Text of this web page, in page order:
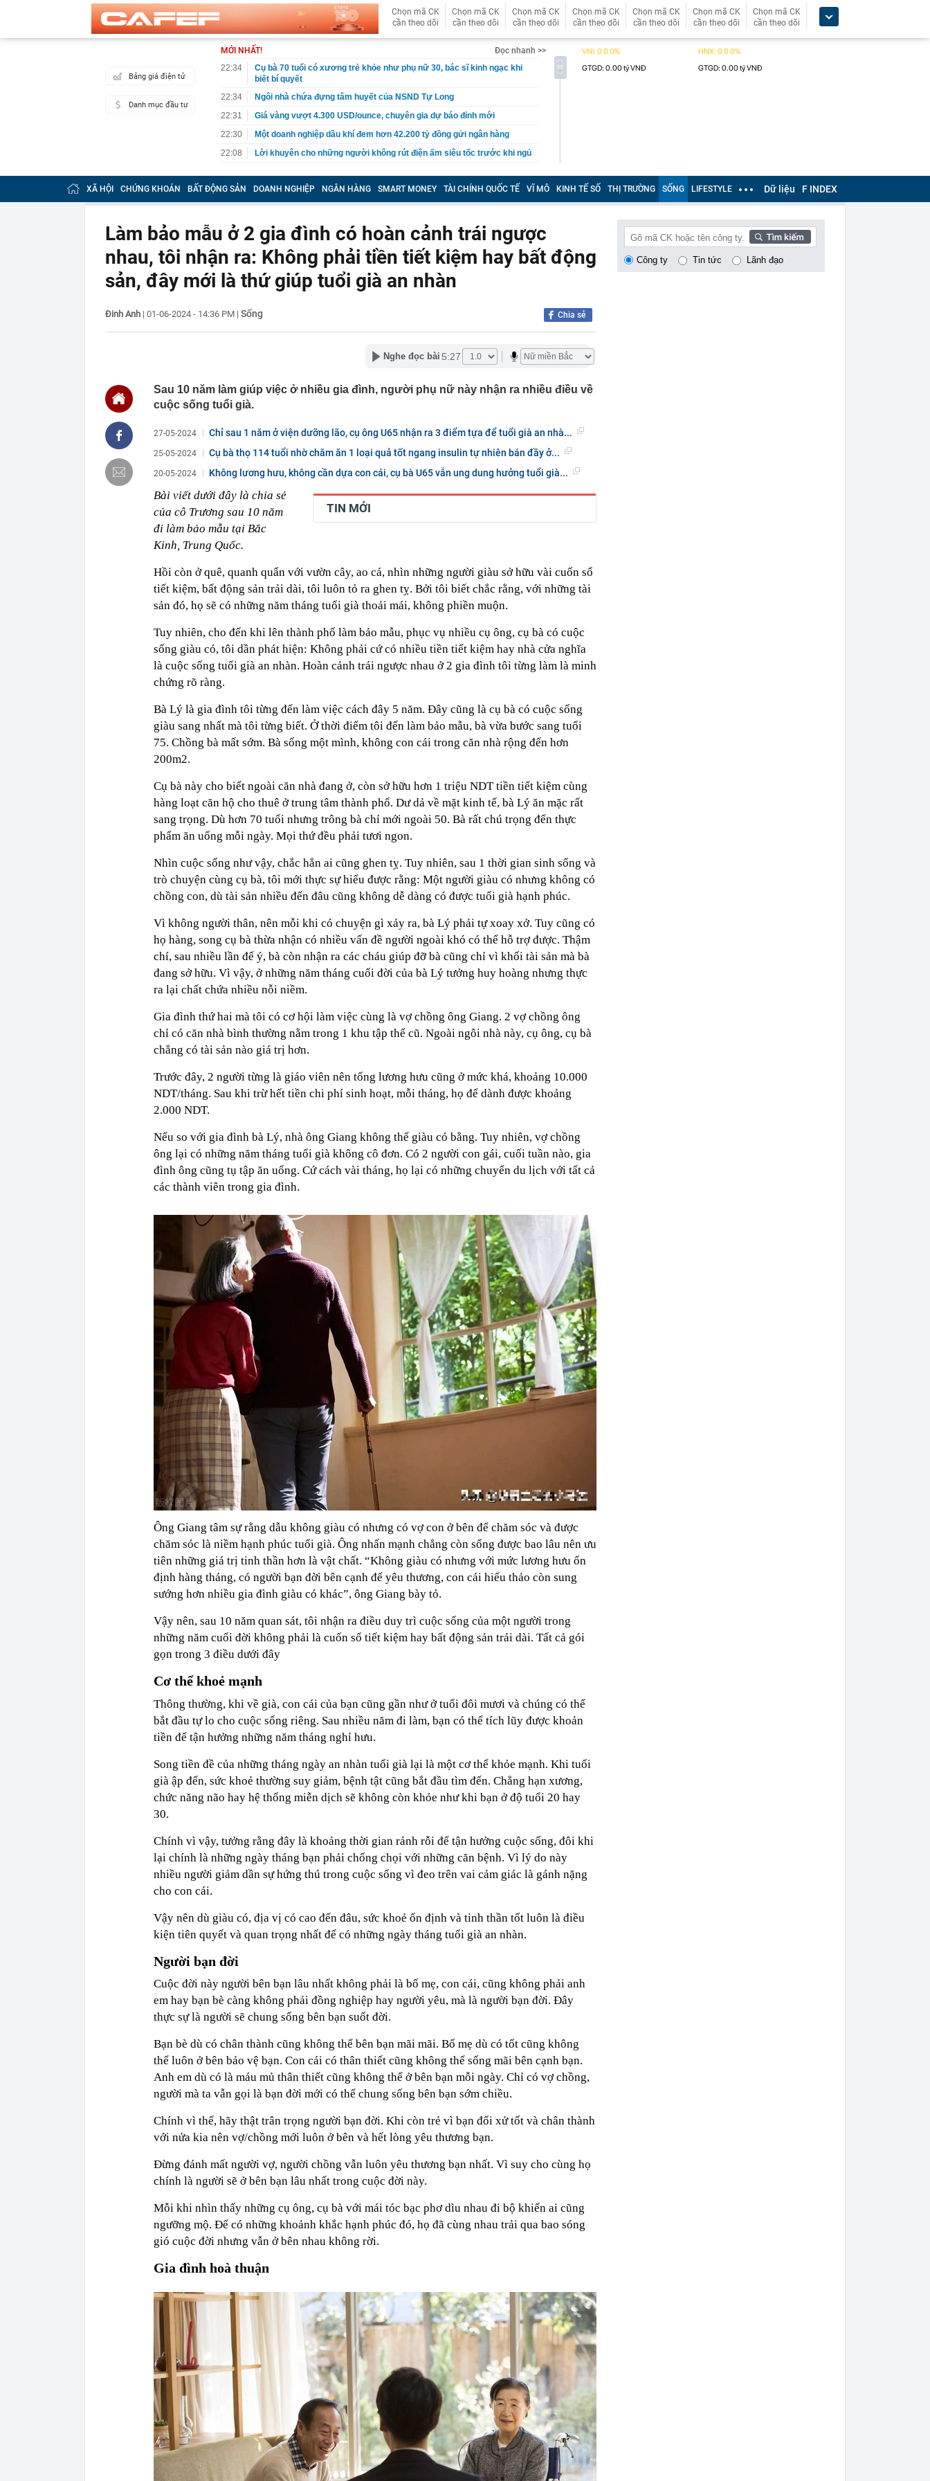
Chọn mã CK
cần theo dõi
Chọn mã CK
cần theo dõi
Chọn mã CK
cần theo dõi
Chọn mã CK
cần theo dõi
Chọn mã CK
cần theo dõi
Chọn mã CK
cần theo dõi
Chọn mã CK
cần theo dõi
Bảng giá điện tử
Danh mục đầu tư
MỚI NHẤT!
Đọc nhanh >>
22:34
Cụ bà 70 tuổi có xương trẻ khỏe như phụ nữ 30, bác sĩ kinh ngạc khi
biết bí quyết
22:34
Ngôi nhà chứa đựng tâm huyết của NSND Tự Long
22:31
Giá vàng vượt 4.300 USD/ounce, chuyên gia dự báo đỉnh mới
22:30
Một doanh nghiệp dầu khí đem hơn 42.200 tỷ đồng gửi ngân hàng
22:08
Lời khuyên cho những người không rút điện ấm siêu tốc trước khi ngủ
có thể bị khoét sâu?
22:00
2 bộ phận của cá tích tụ độc nhiều bậc nhất
21:57
Cận cảnh vị trí dự kiến xây hầm xuyên núi Tam Đảo
21:52
Thu chục nghìn tỷ từ bán vé số, công ty xổ số chi trả thưởng thế nào?
21:45
Bắt khẩn cấp Vũ Thị Thanh SN 2003 và Vi Thị Hòe SN 2004
Một siêu bão cướp đi sinh mạng của 500.000 người: Sức gió tới
trong lịch sử
21:34
"Tiền làm ra rồi cũng để cho con": Lời khuyên khiến nhiều cha mẹ
NSƯT Thành Lộc gửi lời tạm biệt tới khán giả
21:18
Cuộc đua ngầm lãi suất tiết kiệm: Có ngân hàng lớn niêm yết 6%
nhưng thực trả tới 9%/năm
21:18
21:17
Nghệ sĩ Việt cứ đụng tay là ra hit, phim có thể chưa xem nhưng nhạc
chắc chắn thuộc lòng
21:15
Nhật Bản lần đầu giảm thuế tiêu dùng sau gần 40 năm
21:09
Vết nứt trên tường: Khi nào "xem nhẹ", khi nào cần gọi kỹ sư - Thợ lâu
năm tiết lộ điều gia chủ nên để ý
Một doanh nghiệp sắp trả cổ tức 3.000 đồng/cp, duy trì “mưa tiền mặt”
suốt 15 năm qua
XÃ HỘI CHỨNG KHOÁN BẤT ĐỘNG SẢN DOANH NGHIỆP NGÂN HÀNG SMART MONEY TÀI CHÍNH QUỐC TẾ VĨ MÔ KINH TẾ SỐ THỊ TRƯỜNG SỐNG LIFESTYLE Dữ liệu F INDEX
Làm bảo mẫu ở 2 gia đình có hoàn cảnh trái ngược
nhau, tôi nhận ra: Không phải tiền tiết kiệm hay bất động
sản, đây mới là thứ giúp tuổi già an nhàn
Đinh Anh | 01-06-2024 - 14:36 PM | Sống Chia sẻ
Nghe đọc bài 5:27
Sau 10 năm làm giúp việc ở nhiều gia đình, người phụ nữ này nhận ra nhiều điều về
cuộc sống tuổi già.
27-05-2024 Chỉ sau 1 năm ở viện dưỡng lão, cụ ông U65 nhận ra 3 điểm tựa để tuổi già an nhà...
25-05-2024 Cụ bà thọ 114 tuổi nhờ chăm ăn 1 loại quả tốt ngang insulin tự nhiên bán đầy ở...
20-05-2024 Không lương hưu, không cần dựa con cái, cụ bà U65 vẫn ung dung hưởng tuổi già...
TIN MỚI
Bài viết dưới đây là chia sẻ
của cô Trương sau 10 năm
đi làm bảo mẫu tại Bắc
Kinh, Trung Quốc.
Hồi còn ở quê, quanh quẩn với vườn cây, ao cá, nhìn những người giàu sở hữu vài cuốn sổ
tiết kiệm, bất động sản trải dài, tôi luôn tỏ ra ghen tỵ. Bởi tôi biết chắc rằng, với những tài
sản đó, họ sẽ có những năm tháng tuổi già thoải mái, không phiền muộn.
Tuy nhiên, cho đến khi lên thành phố làm bảo mẫu, phục vụ nhiều cụ ông, cụ bà có cuộc
sống giàu có, tôi dần phát hiện: Không phải cứ có nhiều tiền tiết kiệm hay nhà cửa nghĩa
là cuộc sống tuổi già an nhàn. Hoàn cảnh trái ngược nhau ở 2 gia đình tôi từng làm là minh
chứng rõ ràng.
Bà Lý là gia đình tôi từng đến làm việc cách đây 5 năm. Đây cũng là cụ bà có cuộc sống
giàu sang nhất mà tôi từng biết. Ở thời điểm tôi đến làm bảo mẫu, bà vừa bước sang tuổi
75. Chồng bà mất sớm. Bà sống một mình, không con cái trong căn nhà rộng đến hơn
200m2.
Cụ bà này cho biết ngoài căn nhà đang ở, còn sở hữu hơn 1 triệu NDT tiền tiết kiệm cùng
hàng loạt căn hộ cho thuê ở trung tâm thành phố. Dư dả về mặt kinh tế, bà Lý ăn mặc rất
sang trọng. Dù hơn 70 tuổi nhưng trông bà chỉ mới ngoài 50. Bà rất chú trọng đến thực
phẩm ăn uống mỗi ngày. Mọi thứ đều phải tươi ngon.
Nhìn cuộc sống như vậy, chắc hẳn ai cũng ghen tỵ. Tuy nhiên, sau 1 thời gian sinh sống và
trò chuyện cùng cụ bà, tôi mới thực sự hiểu được rằng: Một người giàu có nhưng không có
chồng con, dù tài sản nhiều đến đâu cũng không dễ dàng có được tuổi già hạnh phúc.
Vì không người thân, nên mỗi khi có chuyện gì xảy ra, bà Lý phải tự xoay xở. Tuy cũng có
họ hàng, song cụ bà thừa nhận có nhiều vấn đề người ngoài khó có thể hỗ trợ được. Thậm
chí, sau nhiều lần để ý, bà còn nhận ra các cháu giúp đỡ bà cũng chỉ vì khối tài sản mà bà
đang sở hữu. Vì vậy, ở những năm tháng cuối đời của bà Lý tưởng huy hoàng nhưng thực
ra lại chất chứa nhiều nỗi niềm.
Gia đình thứ hai mà tôi có cơ hội làm việc cùng là vợ chồng ông Giang. 2 vợ chồng ông
chỉ có căn nhà bình thường nằm trong 1 khu tập thể cũ. Ngoài ngôi nhà này, cụ ông, cụ bà
chẳng có tài sản nào giá trị hơn.
Trước đây, 2 người từng là giáo viên nên tổng lương hưu cũng ở mức khá, khoảng 10.000
NDT/tháng. Sau khi trừ hết tiền chi phí sinh hoạt, mỗi tháng, họ để dành được khoảng
2.000 NDT.
Nếu so với gia đình bà Lý, nhà ông Giang không thể giàu có bằng. Tuy nhiên, vợ chồng
ông lại có những năm tháng tuổi già không cô đơn. Có 2 người con gái, cuối tuần nào, gia
đình ông cũng tụ tập ăn uống. Cứ cách vài tháng, họ lại có những chuyến du lịch với tất cả
các thành viên trong gia đình.
Ông Giang tâm sự rằng dẫu không giàu có nhưng có vợ con ở bên để chăm sóc và được
chăm sóc là niềm hạnh phúc tuổi già. Ông nhấn mạnh chẳng còn sống được bao lâu nên ưu
tiên những giá trị tinh thần hơn là vật chất. “Không giàu có nhưng với mức lương hưu ổn
định hàng tháng, có người bạn đời bên cạnh để yêu thương, con cái hiếu thảo còn sung
sướng hơn nhiều gia đình giàu có khác”, ông Giang bày tỏ.
Vậy nên, sau 10 năm quan sát, tôi nhận ra điều duy trì cuộc sống của một người trong
những năm cuối đời không phải là cuốn sổ tiết kiệm hay bất động sản trải dài. Tất cả gói
gọn trong 3 điều dưới đây
Cơ thể khoẻ mạnh
Thông thường, khi về già, con cái của bạn cũng gần như ở tuổi đôi mươi và chúng có thể
bắt đầu tự lo cho cuộc sống riêng. Sau nhiều năm đi làm, bạn có thể tích lũy được khoản
tiền để tận hưởng những năm tháng nghỉ hưu.
Song tiền đề của những tháng ngày an nhàn tuổi già lại là một cơ thể khỏe mạnh. Khi tuổi
già ập đến, sức khoẻ thường suy giảm, bệnh tật cũng bắt đầu tìm đến. Chẳng hạn xương,
chức năng não hay hệ thống miễn dịch sẽ không còn khỏe như khi bạn ở độ tuổi 20 hay
30.
Chính vì vậy, tưởng rằng đây là khoảng thời gian rảnh rỗi để tận hưởng cuộc sống, đôi khi
lại chính là những ngày tháng bạn phải chống chọi với những căn bệnh. Vì lý do này
nhiều người giảm dần sự hứng thú trong cuộc sống vì đeo trên vai cảm giác là gánh nặng
cho con cái.
Vậy nên dù giàu có, địa vị có cao đến đâu, sức khoẻ ổn định và tinh thần tốt luôn là điều
kiện tiên quyết và quan trọng nhất để có những ngày tháng tuổi già an nhàn.
Người bạn đời
Cuộc đời này người bên bạn lâu nhất không phải là bố mẹ, con cái, cũng không phải anh
em hay bạn bè càng không phải đồng nghiệp hay người yêu, mà là người bạn đời. Đây
thực sự là người sẽ chung sống bên bạn suốt đời.
Bạn bè dù có chân thành cũng không thể bên bạn mãi mãi. Bố mẹ dù có tốt cũng không
thể luôn ở bên bảo vệ bạn. Con cái có thân thiết cũng không thể sống mãi bên cạnh bạn.
Anh em dù có là máu mủ thân thiết cũng không thể ở bên bạn mỗi ngày. Chỉ có vợ chồng,
người mà ta vẫn gọi là bạn đời mới có thể chung sống bên bạn sớm chiều.
Chính vì thế, hãy thật trân trọng người bạn đời. Khi còn trẻ vì bạn đối xử tốt và chân thành
với nửa kia nên vợ/chồng mới luôn ở bên và hết lòng yêu thương bạn.
Đừng đánh mất người vợ, người chồng vẫn luôn yêu thương bạn nhất. Vì suy cho cùng họ
chính là người sẽ ở bên bạn lâu nhất trong cuộc đời này.
Mỗi khi nhìn thấy những cụ ông, cụ bà với mái tóc bạc phơ dìu nhau đi bộ khiến ai cũng
ngưỡng mộ. Để có những khoảnh khắc hạnh phúc đó, họ đã cùng nhau trải qua bao sóng
gió cuộc đời nhưng vẫn ở bên nhau không rời.
Gia đình hoà thuận
Công ty Tin tức Lãnh đạo